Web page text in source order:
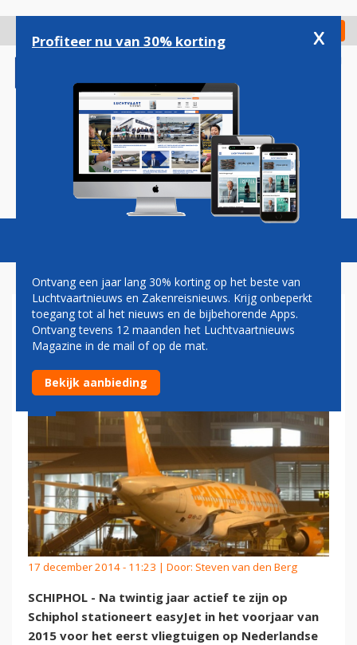
gaan
Check in
Magazine Podcasts Vacatures
EASYJET: WIJ SNOEPEN GEEN
MARKTAANDEEL VAN KLM AF
17 december 2014 - 11:23 | Door: Steven van den Berg
SCHIPHOL - Na twintig jaar actief te zijn op
Schiphol stationeert easyJet in het voorjaar van
2015 voor het eerst vliegtuigen op Nederlandse
Profiteer nu van 30% korting x
Ontvang een jaar lang 30% korting op het beste van
Luchtvaartnieuws en Zakenreisnieuws. Krijg onbeperkt
toegang tot al het nieuws en de bijbehorende Apps.
Ontvang tevens 12 maanden het Luchtvaartnieuws
Magazine in de mail of op de mat.
Bekijk aanbieding